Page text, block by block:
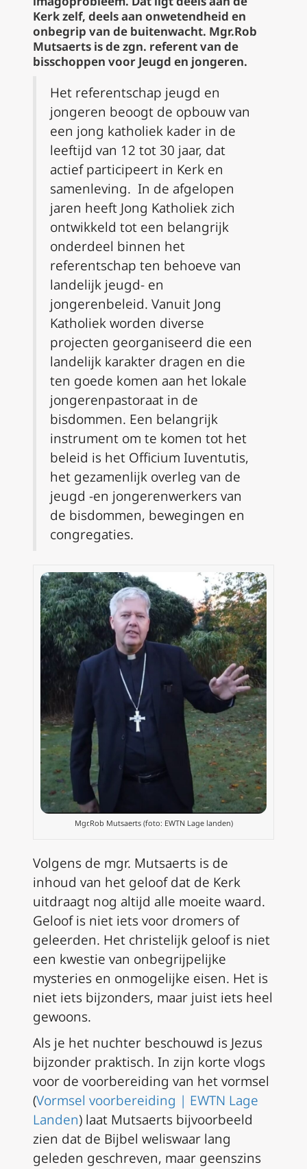
Kerk zelf, deels aan onwetendheid en
onbegrip van de buitenwacht. Mgr.Rob
Mutsaerts is de zgn. referent van de
bisschoppen voor Jeugd en jongeren.
Het referentschap jeugd en
jongeren beoogt de opbouw van
een jong katholiek kader in de
leeftijd van 12 tot 30 jaar, dat
actief participeert in Kerk en
samenleving. In de afgelopen
jaren heeft Jong Katholiek zich
ontwikkeld tot een belangrijk
onderdeel binnen het
referentschap ten behoeve van
landelijk jeugd- en
jongerenbeleid. Vanuit Jong
Katholiek worden diverse
projecten georganiseerd die een
landelijk karakter dragen en die
ten goede komen aan het lokale
jongerenpastoraat in de
bisdommen. Een belangrijk
instrument om te komen tot het
beleid is het Officium Iuventutis,
het gezamenlijk overleg van de
jeugd -en jongerenwerkers van
de bisdommen, bewegingen en
congregaties.
Mgr.Rob Mutsaerts (foto: EWTN Lage landen)
Volgens de mgr. Mutsaerts is de
inhoud van het geloof dat de Kerk
uitdraagt nog altijd alle moeite waard.
Geloof is niet iets voor dromers of
geleerden. Het christelijk geloof is niet
een kwestie van onbegrijpelijke
mysteries en onmogelijke eisen. Het is
niet iets bijzonders, maar juist iets heel
gewoons.
Als je het nuchter beschouwd is Jezus
bijzonder praktisch. In zijn korte vlogs
voor de voorbereiding van het vormsel
(Vormsel voorbereiding | EWTN Lage
Landen) laat Mutsaerts bijvoorbeeld
zien dat de Bijbel weliswaar lang
geleden geschreven, maar geenszins